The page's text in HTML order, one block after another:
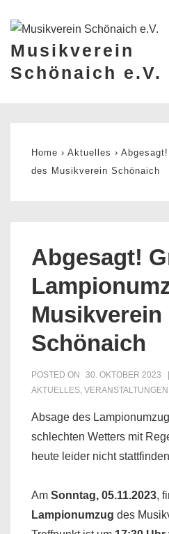
Zum
InhaltMusikverein
Schönaich e.V.
Home › Aktuelles ›
des Musikverein Schönaich
Abgesagt!
Musikverein
Schönaich
POSTED ON 30. OKTOBER 2023
AKTUELLES, VERANSTALTUNGEN
Absage des
schlechten Wetters mit
heute leider nicht
Am Sonntag, 05.11.2023,
Lampionumzug des